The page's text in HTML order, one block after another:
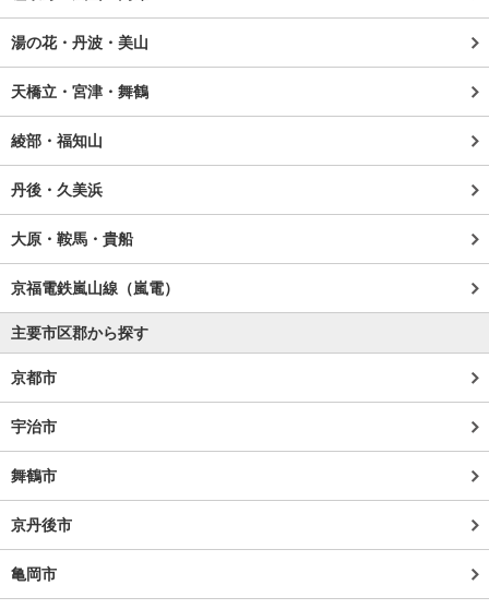
湯の花・丹波・美山
天橋立・宮津・舞鶴
綾部・福知山
丹後・久美浜
大原・鞍馬・貴船
京福電鉄嵐山線（嵐電）
主要市区郡から探す
京都市
宇治市
舞鶴市
京丹後市
亀岡市